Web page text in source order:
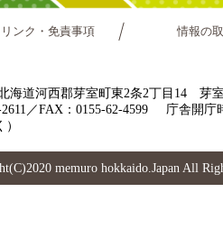
ンク・免責事項 情報の
海道河西郡芽室町東2条2丁目14 芽
／FAX：0155-62-4599
庁舎開庁
memuro hokkaido.Japan All